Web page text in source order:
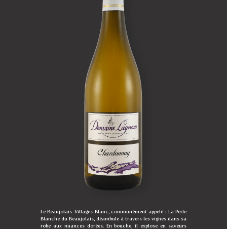
Le Beaujolais-Villages Blanc, communément appelé : La Perle
Blanche du Beaujolais, déambule à travers les vignes dans sa
robe aux nuances dorées. En bouche, il explose en saveurs